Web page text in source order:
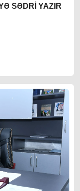
SƏDRİ YAZIR